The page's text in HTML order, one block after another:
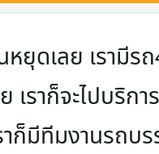
ดเลย เรามีร
ราก็จะไปบริกา
ก็มีทีมงานรถบ